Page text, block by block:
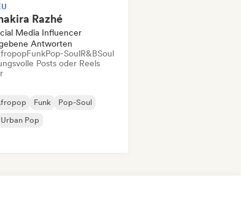
Razhé
Media Influencer
Antworten
FunkPop-SoulR&BSoul
Posts oder Reels
Funk
Pop-Soul
Urban Pop